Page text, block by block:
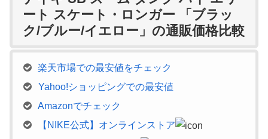
ート スケート・ロンガー 「ブラッ
ク/ブルー/イエロー」の通販価格比較
楽天市場での最安値をチェック
Yahoo!ショッピングでの最安値
Amazonでチェック
【NIKE公式】オンラインストア